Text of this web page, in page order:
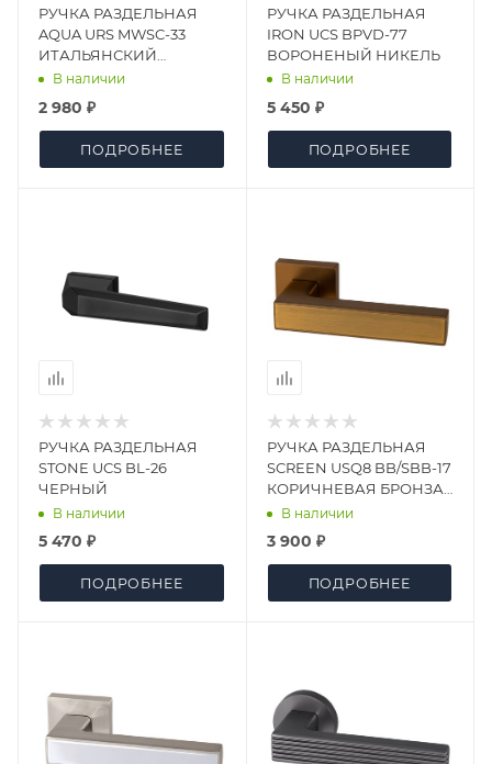
РУЧКА РАЗДЕЛЬНАЯ
AQUA URS MWSC-33
ИТАЛЬЯНСКИЙ
ТИСНЕНЫЙ
В наличии
2 980 ₽
ПОДРОБНЕЕ
РУЧКА РАЗДЕЛЬНАЯ
IRON UCS BPVD-77
ВОРОНЕНЫЙ НИКЕЛЬ
В наличии
5 450 ₽
ПОДРОБНЕЕ
РУЧКА РАЗДЕЛЬНАЯ
STONE UCS BL-26
ЧЕРНЫЙ
В наличии
5 470 ₽
ПОДРОБНЕЕ
РУЧКА РАЗДЕЛЬНАЯ
SCREEN USQ8 BB/SBB-17
КОРИЧНЕВАЯ БРОНЗА/
МАТОВАЯ
В наличии
3 900 ₽
ПОДРОБНЕЕ